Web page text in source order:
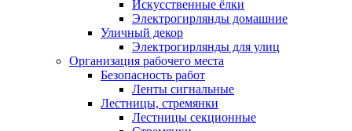
Искусственные ёлки
Электрогирлянды домашние
Уличный декор
Электрогирлянды для улиц
Организация рабочего места
Безопасность работ
Ленты сигнальные
Лестницы, стремянки
Лестницы секционные